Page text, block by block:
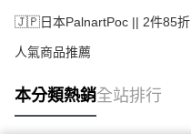
🇯🇵日本PalnartPoc || 2件85折
人氣商品推薦
本分類熱銷全站排行